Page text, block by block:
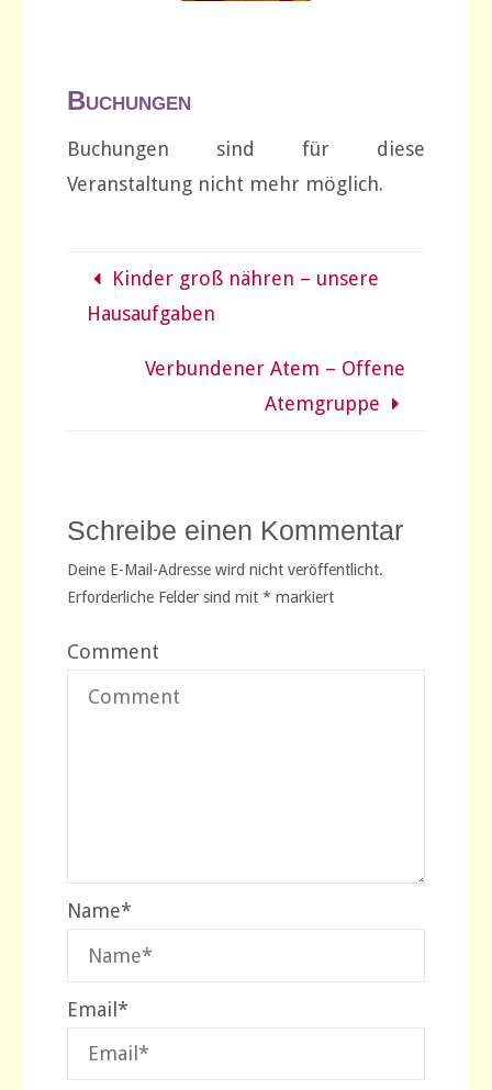
Buchungen
Buchungen sind für diese
Veranstaltung nicht mehr möglich.
Kinder groß nähren – unsere
Hausaufgaben
Verbundener Atem – Offene
Atemgruppe
Schreibe einen Kommentar
Deine E-Mail-Adresse wird nicht veröffentlicht.
Erforderliche Felder sind mit *markiert
Comment
Name*
Email*